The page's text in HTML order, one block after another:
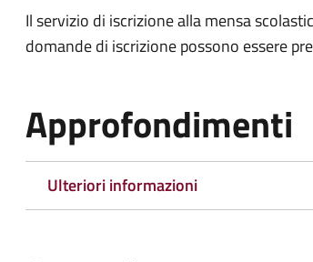
Il servizio di iscrizione alla mensa
domande di iscrizione possono essere
Approfondimenti
Ulteriori informazioni